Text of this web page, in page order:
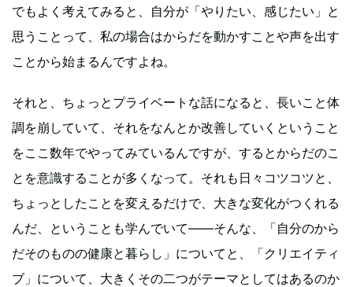
でもよく考えてみると、自分が「やりたい、感じたい」と
思うことって、私の場合はからだを動かすことや声を出す
ことから始まるんですよね。
それと、ちょっとプライベートな話になると、長いこと体
調を崩していて、それをなんとか改善していくということ
をここ数年でやってみているんですが、するとからだのこ
とを意識することが多くなって。それも日々コツコツと、
ちょっとしたことを変えるだけで、大きな変化がつくれる
んだ、ということも学んでいて——そんな、「自分のから
だそのものの健康と暮らし」についてと、「クリエイティ
ブ」について、大きくその二つがテーマとしてはあるのか